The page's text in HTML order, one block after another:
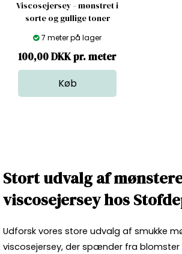
Viscosejersey - mønstret i
sorte og gullige toner
7 meter på lager
100,00 DKK pr. meter
Stort udvalg af
viscosejersey hos
Udforsk vores store udvalg af smukke
viscosejersey, der spænder fra blomster